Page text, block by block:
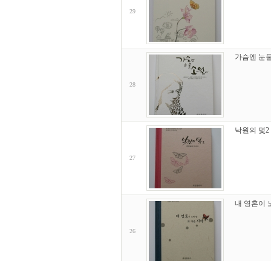
29
28
가슴엔 눈
27
낙원의 덫2
26
내 영혼이